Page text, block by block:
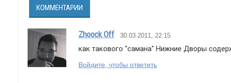
КОММЕНТАРИИ
Zhoock Off 30.03.2011, 22:15
как такового "самана" Нижние Дворы
Войдите, чтобы ответить